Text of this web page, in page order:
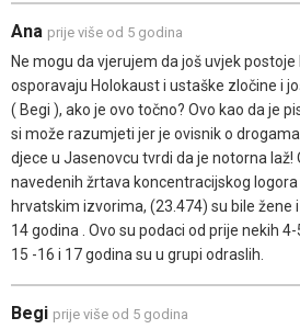
Ana prije više od 5 godina
Ne mogu da vjerujem da još uvjek postoje
osporavaju Holokaust i ustaške zločine i
( Begi ), ako je ovo točno? Ovo kao da je
si može razumjeti jer je ovisnik o
djece u Jasenovcu tvrdi da je notorna laž!
navedenih žrtava koncentracijskog
hrvatskim izvorima, (23.474) su bile žene
14 godina . Ovo su podaci od prije nekih
15 -16 i 17 godina su u grupi odraslih.
Begi prije više od 5 godina